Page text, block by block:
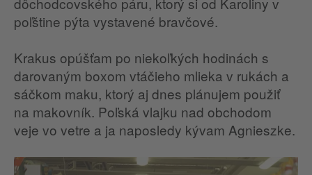
poľštine pýta vystavené bravčové.
Krakus opúšťam po niekoľkých hodinách s
darovaným boxom vtáčieho mlieka v rukách a
sáčkom maku, ktorý aj dnes plánujem použiť
na makovník. Poľská vlajku nad obchodom
veje vo vetre a ja naposledy kývam Agnieszke.